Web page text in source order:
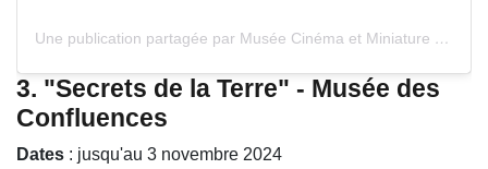
Une publication partagée par Musée Cinéma et Miniature (@musee.cinema.miniature)
3. "Secrets de la Terre" - Musée des
Confluences
Dates : jusqu'au 3 novembre 2024